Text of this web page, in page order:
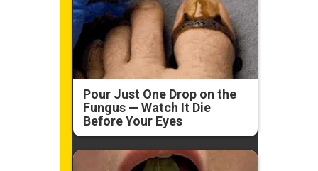
Pour Just One Drop on the
Fungus — Watch It Die
Before Your Eyes